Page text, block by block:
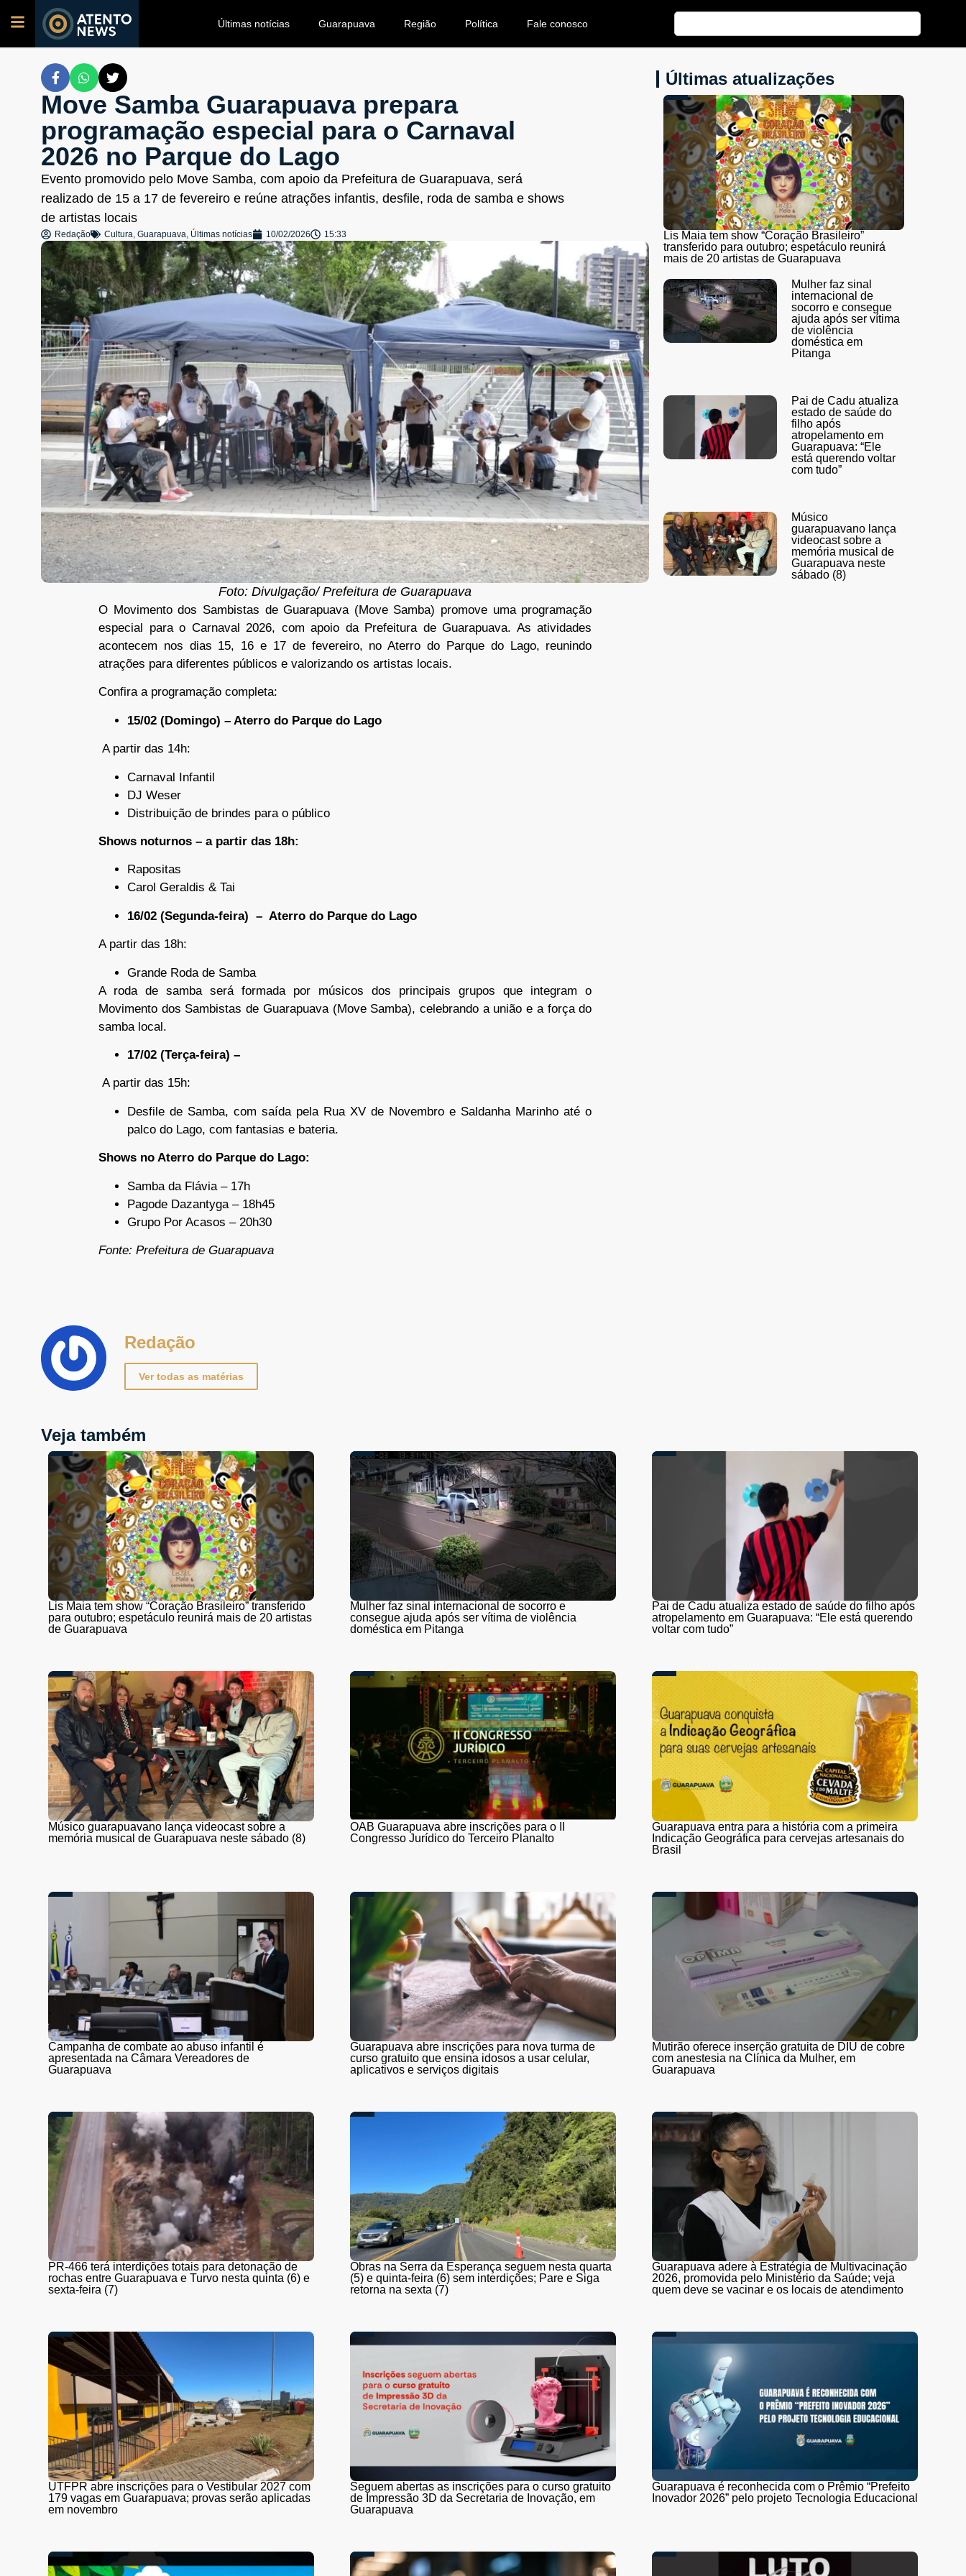
Últimas notícias Guarapuava Região Política Fale conosco
Move Samba Guarapuava prepara
programação especial para o Carnaval
2026 no Parque do Lago
Evento promovido pelo Move Samba, com apoio da Prefeitura de Guarapuava, será
realizado de 15 a 17 de fevereiro e reúne atrações infantis, desfile, roda de samba e shows
de artistas locais
Redação Cultura, Guarapuava, Últimas notícias 10/02/2026 15:33
Foto: Divulgação/ Prefeitura de Guarapuava
O Movimento dos Sambistas de Guarapuava (Move Samba) promove uma programação
especial para o Carnaval 2026, com apoio da Prefeitura de Guarapuava. As atividades
acontecem nos dias 15, 16 e 17 de fevereiro, no Aterro do Parque do Lago, reunindo
atrações para diferentes públicos e valorizando os artistas locais.
Confira a programação completa:
15/02 (Domingo) – Aterro do Parque do Lago
A partir das 14h:
Carnaval Infantil
DJ Weser
Distribuição de brindes para o público
Shows noturnos – a partir das 18h:
Rapositas
Carol Geraldis & Tai
16/02 (Segunda-feira) – Aterro do Parque do Lago
A partir das 18h:
Grande Roda de Samba
A roda de samba será formada por músicos dos principais grupos que integram o
Movimento dos Sambistas de Guarapuava (Move Samba), celebrando a união e a força do
samba local.
17/02 (Terça-feira) –
A partir das 15h:
Desfile de Samba, com saída pela Rua XV de Novembro e Saldanha Marinho até o
palco do Lago, com fantasias e bateria.
Shows no Aterro do Parque do Lago:
Samba da Flávia – 17h
Pagode Dazantyga – 18h45
Grupo Por Acasos – 20h30
Fonte: Prefeitura de Guarapuava
Últimas atualizações
Lis Maia tem show “Coração Brasileiro”
transferido para outubro; espetáculo reunirá
mais de 20 artistas de Guarapuava
Mulher faz sinal
internacional de
socorro e consegue
ajuda após ser vítima
de violência
doméstica em
Pitanga
Pai de Cadu atualiza
estado de saúde do
filho após
atropelamento em
Guarapuava: “Ele
está querendo voltar
com tudo”
Músico
guarapuavano lança
videocast sobre a
memória musical de
Guarapuava neste
sábado (8)
Redação
Ver todas as matérias
Veja também
Lis Maia tem show “Coração Brasileiro” transferido
para outubro; espetáculo reunirá mais de 20 artistas
de Guarapuava
Mulher faz sinal internacional de socorro e
consegue ajuda após ser vítima de violência
doméstica em Pitanga
Pai de Cadu atualiza estado de saúde do filho após
atropelamento em Guarapuava: “Ele está querendo
voltar com tudo”
Músico guarapuavano lança videocast sobre a
memória musical de Guarapuava neste sábado (8)
OAB Guarapuava abre inscrições para o II
Congresso Jurídico do Terceiro Planalto
Guarapuava entra para a história com a primeira
Indicação Geográfica para cervejas artesanais do
Brasil
Campanha de combate ao abuso infantil é
apresentada na Câmara Vereadores de
Guarapuava
Guarapuava abre inscrições para nova turma de
curso gratuito que ensina idosos a usar celular,
aplicativos e serviços digitais
Mutirão oferece inserção gratuita de DIU de cobre
com anestesia na Clínica da Mulher, em
Guarapuava
PR-466 terá interdições totais para detonação de
rochas entre Guarapuava e Turvo nesta quinta (6) e
sexta-feira (7)
Obras na Serra da Esperança seguem nesta quarta
(5) e quinta-feira (6) sem interdições; Pare e Siga
retorna na sexta (7)
Guarapuava adere à Estratégia de Multivacinação
2026, promovida pelo Ministério da Saúde; veja
quem deve se vacinar e os locais de atendimento
UTFPR abre inscrições para o Vestibular 2027 com
179 vagas em Guarapuava; provas serão aplicadas
em novembro
Seguem abertas as inscrições para o curso gratuito
de Impressão 3D da Secretaria de Inovação, em
Guarapuava
Guarapuava é reconhecida com o Prêmio “Prefeito
Inovador 2026” pelo projeto Tecnologia Educacional